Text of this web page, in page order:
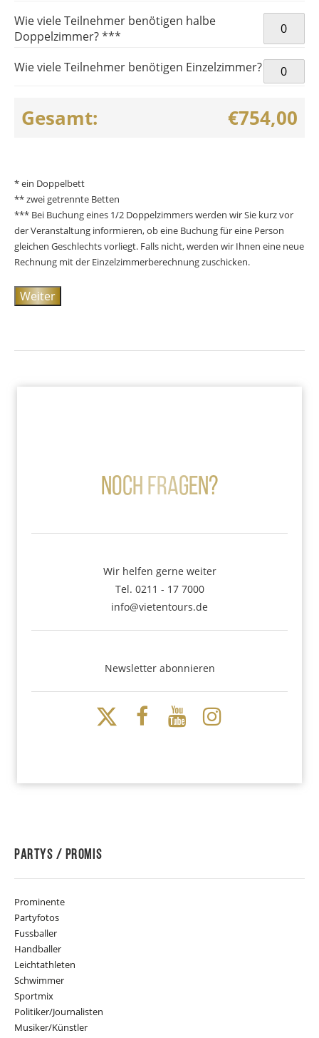
Wie viele Teilnehmer benötigen halbe
Doppelzimmer? ***
Wie viele Teilnehmer benötigen Einzelzimmer?
Gesamt: €754,00
* ein Doppelbett
** zwei getrennte Betten
*** Bei Buchung eines 1/2 Doppelzimmers werden wir Sie kurz vor
der Veranstaltung informieren, ob eine Buchung für eine Person
gleichen Geschlechts vorliegt. Falls nicht, werden wir Ihnen eine neue
Rechnung mit der Einzelzimmerberechnung zuschicken.
Weiter
Noch Fragen?
Wir helfen gerne weiter
Tel. 0211 - 17 7000
info@vietentours.de
Newsletter abonnieren
Partys / Promis
Prominente
Partyfotos
Fussballer
Handballer
Leichtathleten
Schwimmer
Sportmix
Politiker/Journalisten
Musiker/Künstler